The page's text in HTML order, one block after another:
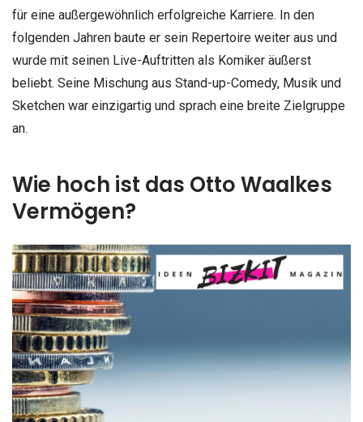
für eine außergewöhnlich erfolgreiche Karriere. In den
folgenden Jahren baute er sein Repertoire weiter aus und
wurde mit seinen Live-Auftritten als Komiker äußerst
beliebt. Seine Mischung aus Stand-up-Comedy, Musik und
Sketchen war einzigartig und sprach eine breite Zielgruppe
an.
Wie hoch ist das Otto Waalkes
Vermögen?